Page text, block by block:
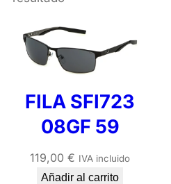
FILA SFI723
08GF 59
119,00€ IVA incluido
Añadir al carrito